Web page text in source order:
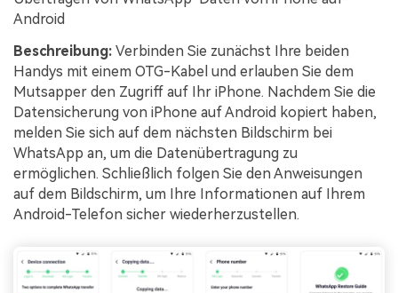
Android
Beschreibung: Verbinden Sie zunächst Ihre beiden
Handys mit einem OTG-Kabel und erlauben Sie dem
Mutsapper den Zugriff auf Ihr iPhone. Nachdem Sie die
Datensicherung von iPhone auf Android kopiert haben,
melden Sie sich auf dem nächsten Bildschirm bei
WhatsApp an, um die Datenübertragung zu
ermöglichen. Schließlich folgen Sie den Anweisungen
auf dem Bildschirm, um Ihre Informationen auf Ihrem
Android-Telefon sicher wiederherzustellen.